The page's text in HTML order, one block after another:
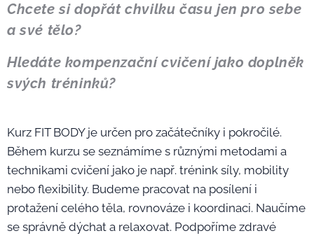
Chcete si dopřát chvilku času jen pro sebe
a své tělo?
Hledáte kompenzační cvičení jako doplněk
svých tréninků?
Kurz FIT BODY je určen pro začátečníky i pokročilé.
Během kurzu se seznámíme s různými metodami a
technikami cvičení jako je např. trénink síly, mobility
nebo flexibility. Budeme pracovat na posílení i
protažení celého těla, rovnováze i koordinaci. Naučíme
se správně dýchat a relaxovat. Podpoříme zdravé